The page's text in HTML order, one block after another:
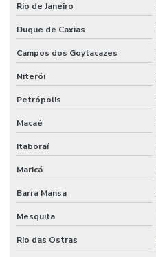
Rio de Janeiro
Duque de Caxias
Campos dos Goytacazes
Niterói
Petrópolis
Macaé
Itaboraí
Maricá
Barra Mansa
Mesquita
Rio das Ostras